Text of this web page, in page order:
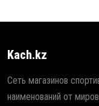
Kach.kz
Сеть магазинов
наименований от